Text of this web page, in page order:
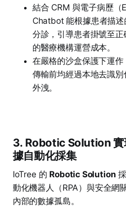
結合 CRM 與電子病歷（
Chatbot 能根據患者描
分診，引導患者掛號至
的醫療機構運營成本。
在嚴格的沙盒保護下運
傳輸前均經過本地去識
外洩。
3. Robotic Solution 實
據自動化採集
IoTree 的 Robotic Solution
動化機器人（RPA）與安全網
內部的數據孤島。